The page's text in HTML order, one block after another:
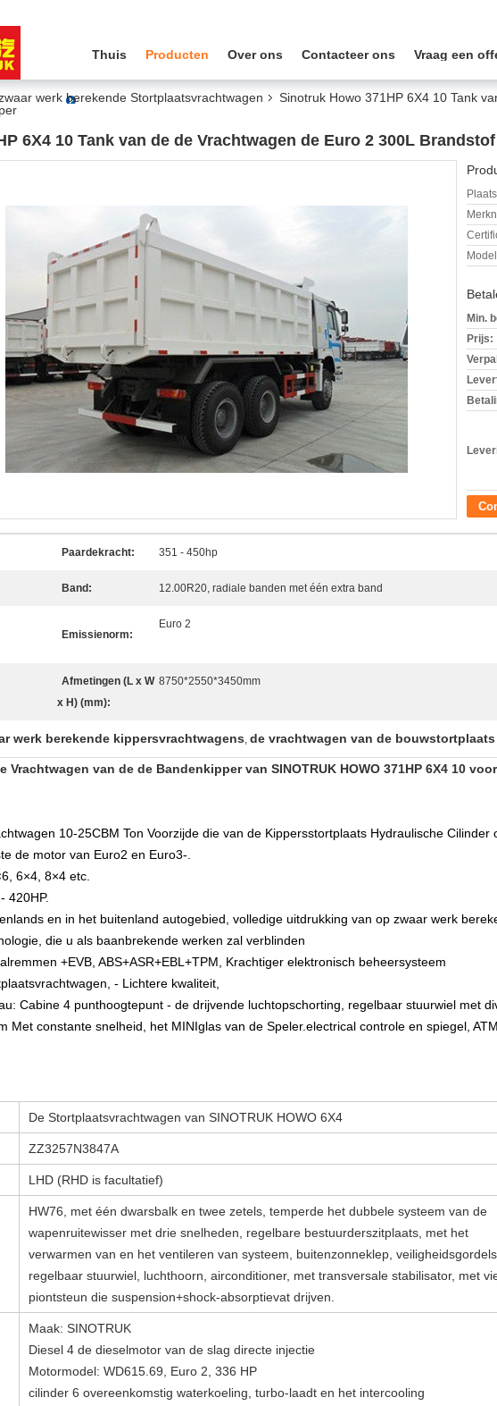
Thuis Producten Over ons Contacteer ons Vraag een
werk berekende Stortplaatsvrachtwagen
Sinotruk Howo 371HP 6X4 10 Tank
6X4 10 Tank van de de Vrachtwagen de Euro 2 300L
Min.
Prijs:
Paardekracht: 351 - 450hp
Band: 12.00R20, radiale banden met één extra band
Emissienorm:
Euro 2
Afmetingen (L x W
x H) (mm):
8750*2550*3450mm
werk berekende kippersvrachtwagens, de vrachtwagen van de bouwstortplaats
Vrachtwagen van de de Bandenkipper van SINOTRUK HOWO 371HP 6X4 10
10-25CBM Ton Voorzijde die van de Kippersstortplaats Hydraulische Cilinder
de motor van Euro2 en Euro3-.
6×4, 8×4 etc.
420HP.
en in het buitenland autogebied, volledige uitdrukking van op zwaar werk
die u als baanbrekende werken zal verblinden
+EVB, ABS+ASR+EBL+TPM, Krachtiger elektronisch beheersysteem
- Lichtere kwaliteit,
Cabine 4 punthoogtepunt - de drijvende luchtopschorting, regelbaar stuurwiel met
Met constante snelheid, het MINIglas van de Speler.electrical controle en spiegel,
De Stortplaatsvrachtwagen van SINOTRUK HOWO 6X4
ZZ3257N3847A
LHD (RHD is facultatief)
HW76, met één dwarsbalk en twee zetels, temperde het dubbele systeem van de
wapenruitewisser met drie snelheden, regelbare bestuurderszitplaats, met het
verwarmen van en het ventileren van systeem, buitenzonneklep,
regelbaar stuurwiel, luchthoorn, airconditioner, met transversale stabilisator, met
piontsteun die suspension+shock-absorptievat drijven.
Maak: SINOTRUK
Diesel 4 de dieselmotor van de slag directe injectie
Motormodel: WD615.69, Euro 2, 336 HP
cilinder 6 overeenkomstig waterkoeling, turbo-laadt en het intercooling